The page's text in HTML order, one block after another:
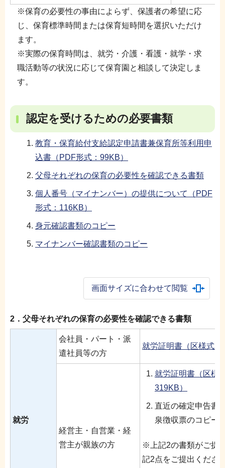
※保育の必要性の事由によらず、保護者の希望に応
じ、保育標準時間または保育短時間を選択いただけ
ます。
※実際の保育時間は、就労・介護・看護・就学・求
職活動等の状況に応じて保育園と相談して決定しま
す。
認定を受けるための必要書類
教育・保育給付支給認定申請書兼保育所等利用申
込書（PDF形式：99KB）
父母それぞれの保育の必要性を確認できる書類
個人番号（マイナンバー）の提供について（PDF
形式：116KB）
身元確認書類のコピー
マイナンバー確認書類のコピー
画面サイズに合わせて閲覧
2．父母それぞれの保育の必要性を確認できる書類
就労
会社員・パート・派
遣社員等の方
就労証明書（区様式
経営主・自営業・経
営主が親族の方
就労証明書（区様
319KB）
直近の確定申告書
泉徴収票のコピー
※上記2の書類がご提
記2点をご提出くださ